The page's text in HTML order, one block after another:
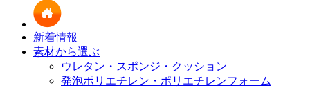
新着情報
素材から選ぶ
ウレタン・スポンジ・クッション
発泡ポリエチレン・ポリエチレンフォーム